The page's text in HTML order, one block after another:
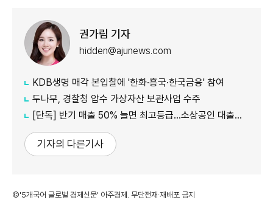
권가림 기자
hidden@ajunews.com
KDB생명 매각 본입찰에 '한화·흥국·한국금융' 참여
두나무, 경찰청 압수 가상자산 보관사업 수주
[단독] 반기 매출 50% 늘면 최고등급…소상공인 대출에 성장성 반영
기자의 다른기사
©'5개국어 글로벌 경제신문' 아주경제. 무단전재·재배포 금지